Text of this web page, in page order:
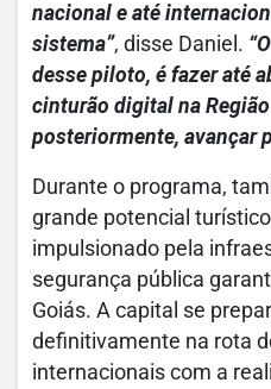
nacional e até
sistema”, disse Daniel.
desse piloto, é fazer até
cinturão digital na
posteriormente, avançar
Durante o programa,
grande potencial
impulsionado pela
segurança pública
Goiás. A capital se
definitivamente na rota
internacionais com a